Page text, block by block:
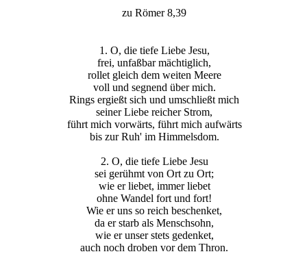
zu Römer 8,39
1. O, die tiefe Liebe Jesu,
frei, unfaßbar mächtiglich,
rollet gleich dem weiten Meere
voll und segnend über mich.
Rings ergießt sich und umschließt mich
seiner Liebe reicher Strom,
führt mich vorwärts, führt mich aufwärts
bis zur Ruh' im Himmelsdom.
2. O, die tiefe Liebe Jesu
sei gerühmt von Ort zu Ort;
wie er liebet, immer liebet
ohne Wandel fort und fort!
Wie er uns so reich beschenket,
da er starb als Menschsohn,
wie er unser stets gedenket,
auch noch droben vor dem Thron.